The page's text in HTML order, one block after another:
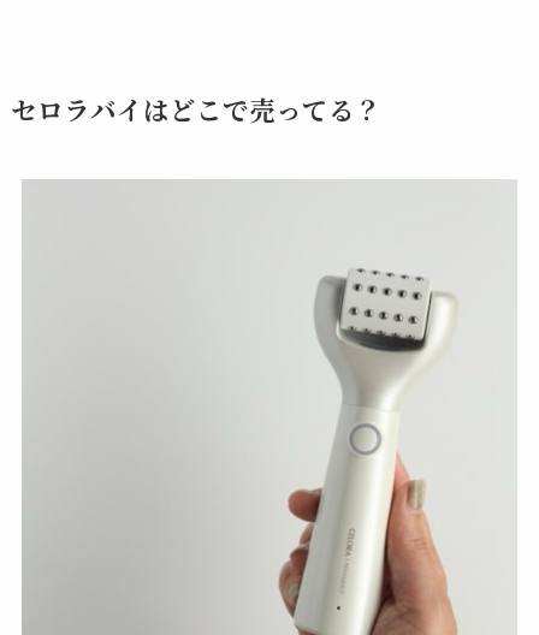
セロラバイはどこで売ってる？